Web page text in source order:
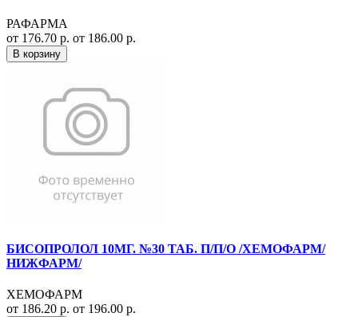
РАФАРМА
от 176.70 р. от 186.00 р.
В корзину
БИСОПРОЛОЛ 10МГ. №30 ТАБ. П/П/О /ХЕМОФАРМ/
НИЖФАРМ/
ХЕМОФАРМ
от 186.20 р. от 196.00 р.